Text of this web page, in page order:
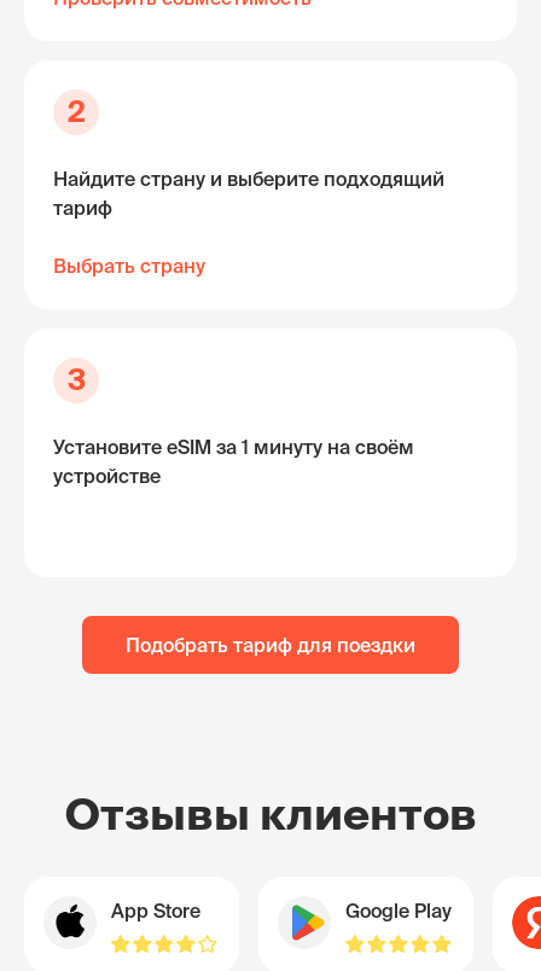
2
Найдите страну и выберите подходящий
тариф
Выбрать страну
3
Установите eSIM за 1 минуту на своём
устройстве
Подобрать тариф для поездки
Отзывы клиентов
App Store Google Play